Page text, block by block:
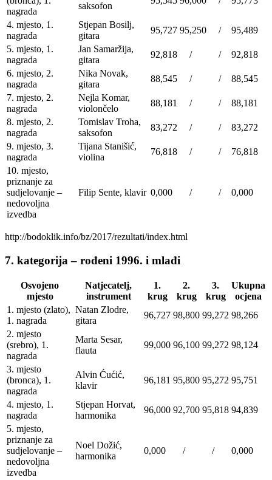
nagrada
saksofon
4. mjesto, 1.
nagrada
Stjepan Bosilj,
gitara
95,727 95,250 /
95,489
5. mjesto, 1.
nagrada
Jan Samaržija,
gitara
92,818 / /
92,818
6. mjesto, 2.
nagrada
Nika Novak,
gitara
88,545 / /
88,545
7. mjesto, 2.
nagrada
Nejla Komar,
violončelo
88,181 / /
88,181
8. mjesto, 2.
nagrada
Tomislav Troha,
saksofon
83,272 / /
83,272
9. mjesto, 3.
nagrada
Tijana Stanišić,
violina
76,818 / /
76,818
10. mjesto,
priznanje za
sudjelovanje –
nedovoljna
izvedba
Filip Sente, klavir 0,000 / / 0,000
http://bodoklik.info/bz/2017/rezultati/index.html
7. kategorija – rođeni 1996. i mlađi
Osvojeno
mjesto
Natjecatelj,
instrument
1.
krug
2.
krug
3.
krug
Ukupna
ocjena
1. mjesto (zlato),
1. nagrada
Natan Zlodre,
gitara
96,727 98,800 99,272 98,266
2. mjesto
(srebro), 1.
nagrada
Marta Sesar,
flauta
99,000 96,100 99,272 98,124
3. mjesto
(bronca), 1.
nagrada
Alvin Ćućić,
klavir
96,181 95,800 95,272 95,751
4. mjesto, 1.
nagrada
Stjepan Horvat,
harmonika
96,000 92,700 95,818 94,839
5. mjesto,
priznanje za
sudjelovanje –
nedovoljna
izvedba
Noel Dožić,
harmonika
0,000 / / 0,000